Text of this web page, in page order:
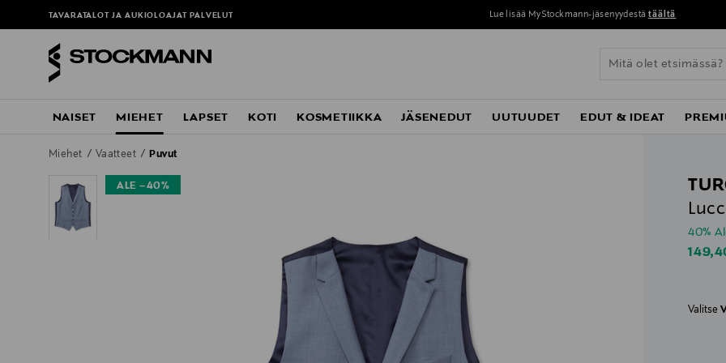
TAVARATALOT JA AUKIOLOAJAT PALVELUT Lue lisää MyStockmann-jäsenyydestä täältä
NAISET MIEHET LAPSET KOTI KOSMETIIKKA JÄSENEDUT UUTUUDET EDUT & IDEAT
Miehet Vaatteet Puvut
ALE –40%
40%
Valitse